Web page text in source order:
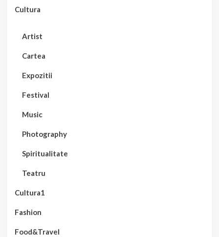
Cultura
Artist
Cartea
Expozitii
Festival
Music
Photography
Spiritualitate
Teatru
Cultura1
Fashion
Food&Travel